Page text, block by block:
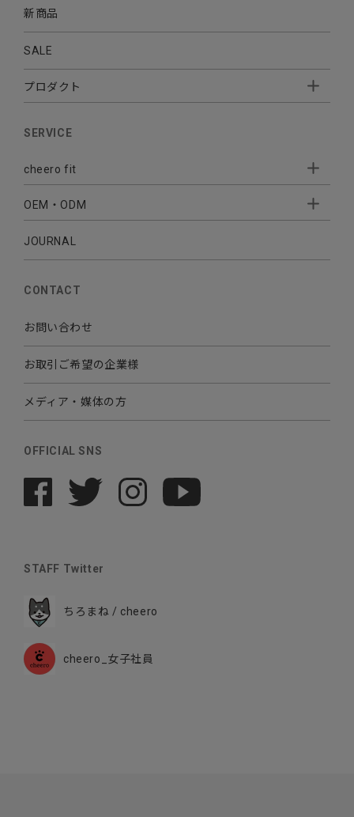
新商品
SALE
プロダクト
AUDIO
CABLE CHARGER
Sleepion
MOBILE
SERVICE
cheero fit
- Sleepion3
- 軟骨伝導式集音器
OEM・ODM
- OEM・ODM 開発
JOURNAL
CONTACT
お問い合わせ
お取引ご希望の企業様
メディア・媒体の方
OFFICIAL SNS
STAFF Twitter
ちろまね / cheero
cheero_女子社員